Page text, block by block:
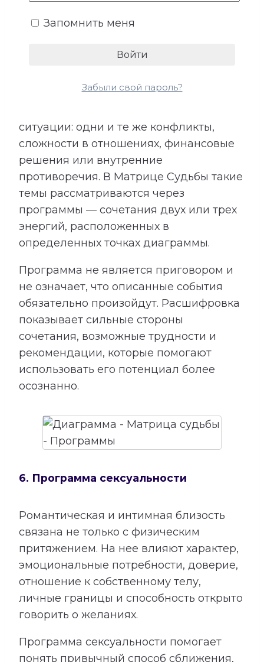
ситуации: одни и те же конфликты,
сложности в отношениях, финансовые
решения или внутренние
противоречия. В Матрице Судьбы такие
темы рассматриваются через
программы — сочетания двух или трех
энергий, расположенных в
определенных точках диаграммы.
Программа не является приговором и
не означает, что описанные события
обязательно произойдут. Расшифровка
показывает сильные стороны
сочетания, возможные трудности и
рекомендации, которые помогают
использовать его потенциал более
осознанно.
6. Программа сексуальности
Романтическая и интимная близость
связана не только с физическим
притяжением. На нее влияют характер,
эмоциональные потребности, доверие,
отношение к собственному телу,
личные границы и способность открыто
говорить о желаниях.
Программа сексуальности помогает
понять привычный способ сближения,
Запомнить меня
Забыли свой пароль?